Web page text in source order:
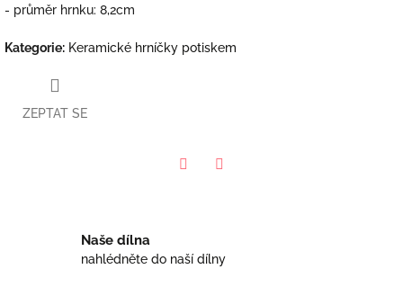
- průměr hrnku: 8,2cm
Kategorie: Keramické hrníčky potiskem
ZEPTAT SE
Naše dílna
nahlédněte do naší dílny